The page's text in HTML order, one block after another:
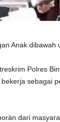
Anak dibawah
Polres
sebagai
dari